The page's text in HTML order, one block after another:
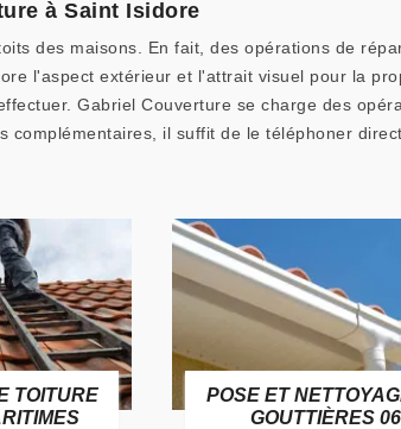
à Saint Isidore
des maisons. En fait, des opérations de
l'aspect extérieur et l'attrait visuel pour la
Gabriel Couverture se charge des
il suffit de le téléphoner
POSE ET NETTOYAGE DE
GOUTTIÈRES 06